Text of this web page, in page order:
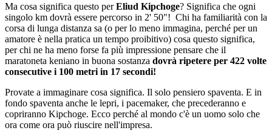
Ma cosa significa questo perEliud Kipchoge? Significa che ogni
singolo km dovrà essere percorso in 2' 50"! Chi ha familiarità con la
corsa di lunga distanza sa (o per lo meno immagina, perché per un
amatore è nella pratica un tempo proibitivo) cosa questo significa,
per chi ne ha meno forse fa più impressione pensare che il
maratoneta keniano in buona sostanza dovrà ripetere per 422 volte
consecutive i 100 metri in 17 secondi!
Provate a immaginare cosa significa. Il solo pensiero spaventa. E in
fondo spaventa anche le lepri, i pacemaker, che precederanno e
copriranno Kipchoge. Ecco perché al mondo c'è un uomo solo che
ora come ora può riuscire nell'impresa.